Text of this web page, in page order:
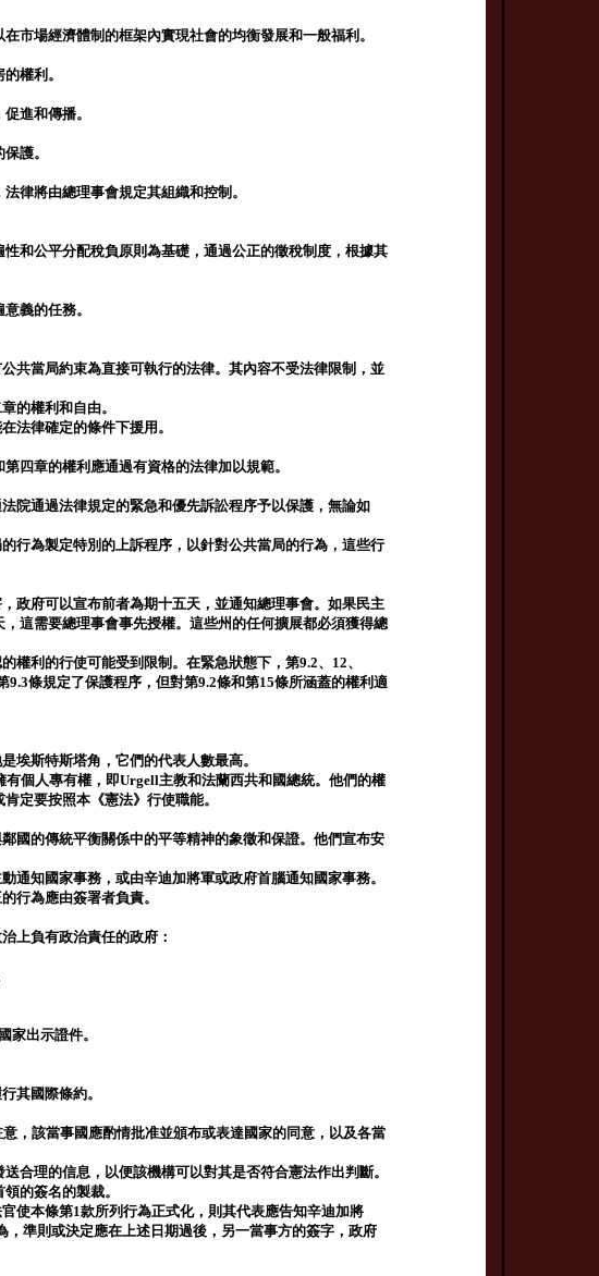
市場經濟體制的框架內實現社會的均衡發展和一般福利。
權利。
進和傳播。
護。
律將由總理事會規定其組織和控制。
和公平分配稅負原則為基礎，通過公正的徵稅制度，根據其
義的任務。
共當局約束為直接可執行的法律。其內容不受法律限制，並
的權利和自由。
法律確定的條件下援用。
四章的權利應通過有資格的法律加以規範。
院通過法律規定的緊急和優先訴訟程序予以保護，無論如
行為製定特別的上訴程序，以針對公共當局的行為，這些行
政府可以宣布前者為期十五天，並通知總理事會。如果民主
這需要總理事會事先授權。這些州的任何擴展都必須獲得總
權利的行使可能受到限制。在緊急狀態下，第9.2、12、
條規定了保護程序，但對第9.2條和第15條所涵蓋的權利適
埃斯特斯塔角，它們的代表人數最高。
個人專有權，即Urgell主教和法蘭西共和國總統。他們的權
定要按照本《憲法》行使職能。
國的傳統平衡關係中的平等精神的象徵和保證。他們宣布安
通知國家事務，或由辛迪加將軍或政府首腦通知國家事務。
行為應由簽署者負責。
上負有政治責任的政府：
家出示證件。
其國際條約。
，該當事國應酌情批准並頒布或表達國家的同意，以及各當
合理的信息，以便該機構可以對其是否符合憲法作出判斷。
的簽名的製裁。
使本條第1款所列行為正式化，則其代表應告知辛迪加將
準則或決定應在上述日期過後，另一當事方的簽字，政府